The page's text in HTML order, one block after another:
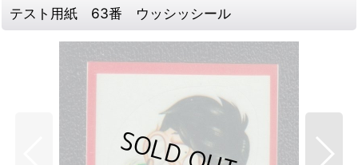
テスト用紙 63番 ウッシッシール